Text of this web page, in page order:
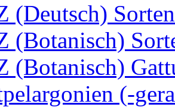
(Deutsch)
(Botanisch)
(Botanisch)
(-